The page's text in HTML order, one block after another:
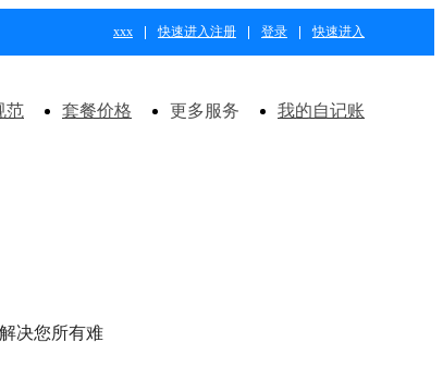
注册 登录 快速进入
xxx 快速进入
范 套餐价格 更多服务 我的自记账
决您所有难